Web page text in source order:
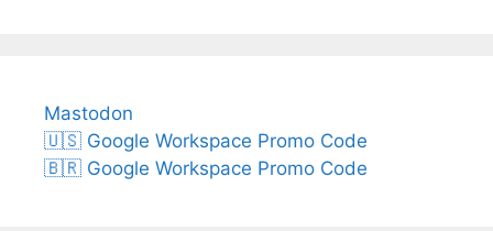
Mastodon
🇺🇸 Google Workspace Promo Code
🇧🇷 Google Workspace Promo Code